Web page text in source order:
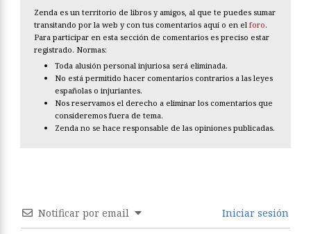
Zenda es un territorio de libros y amigos, al que te puedes sumar
transitando por la web y con tus comentarios aquí o en el foro.
Para participar en esta sección de comentarios es preciso estar
registrado. Normas:
Toda alusión personal injuriosa será eliminada.
No está permitido hacer comentarios contrarios a las leyes
españolas o injuriantes.
Nos reservamos el derecho a eliminar los comentarios que
consideremos fuera de tema.
Zenda no se hace responsable de las opiniones publicadas.
Notificar por email Iniciar sesión